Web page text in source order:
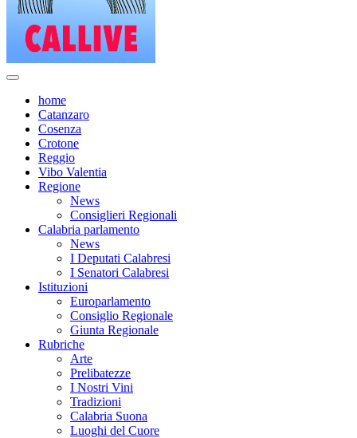
home
Catanzaro
Cosenza
Crotone
Reggio
Vibo Valentia
Regione
News
Consiglieri Regionali
Calabria parlamento
News
I Deputati Calabresi
I Senatori Calabresi
Istituzioni
Europarlamento
Consiglio Regionale
Giunta Regionale
Rubriche
Arte
Prelibatezze
I Nostri Vini
Tradizioni
Calabria Suona
Luoghi del Cuore